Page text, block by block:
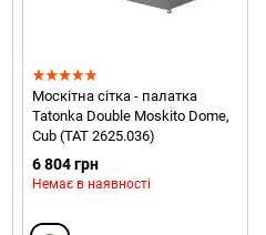
Москітна сітка - палатка
Tatonka Double Moskito Dome,
Cub (TAT 2625.036)
6 804 грн
Немає в наявності